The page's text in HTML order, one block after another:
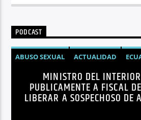
PODCAST
ABUSO SEXUAL ACTUALIDAD
JOHN REIMBERG
MINISTRO DEL
SEGURIDAD
MINISTRO DEL
PUBLICAMENTE A FISCAL
LIBERAR A SOSPECHOSO DE